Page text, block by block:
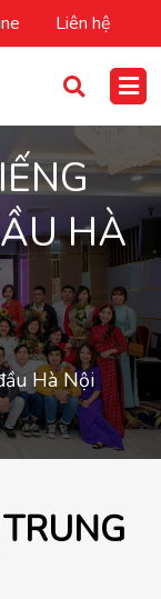
Liên hệ
HÀ
Hà Nội